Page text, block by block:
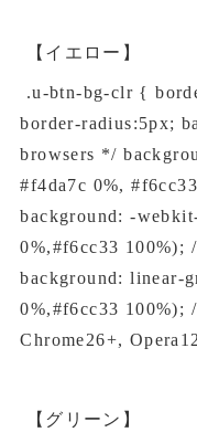
【イエロー】
.u-btn-bg-clr {
border-radius:5px;
browsers */
#f4da7c 0%,
background: -
0%,#f6cc33 100%);
background: linear-
0%,#f6cc33 100%);
Chrome26+,
【グリーン】